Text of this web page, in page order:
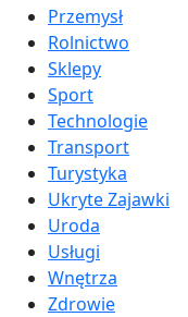
Przemysł
Rolnictwo
Sklepy
Sport
Technologie
Transport
Turystyka
Ukryte Zajawki
Uroda
Usługi
Wnętrza
Zdrowie